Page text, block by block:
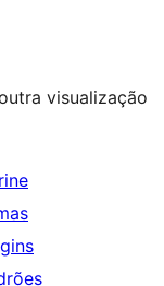
visualização